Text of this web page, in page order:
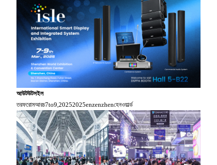
আউটউটসইল
তরফরোমআরচ7to9,20252025enzenzhenহেনওয়ার্ল্ড